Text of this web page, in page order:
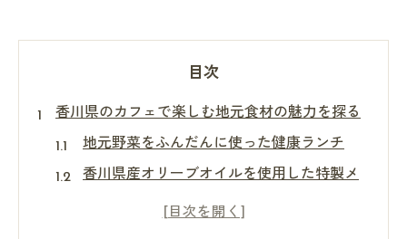
目次
香川県のカフェで楽しむ地元食材の魅力を探る
地元野菜をふんだんに使った健康ランチ
香川県産オリーブオイルを使用した特製メ